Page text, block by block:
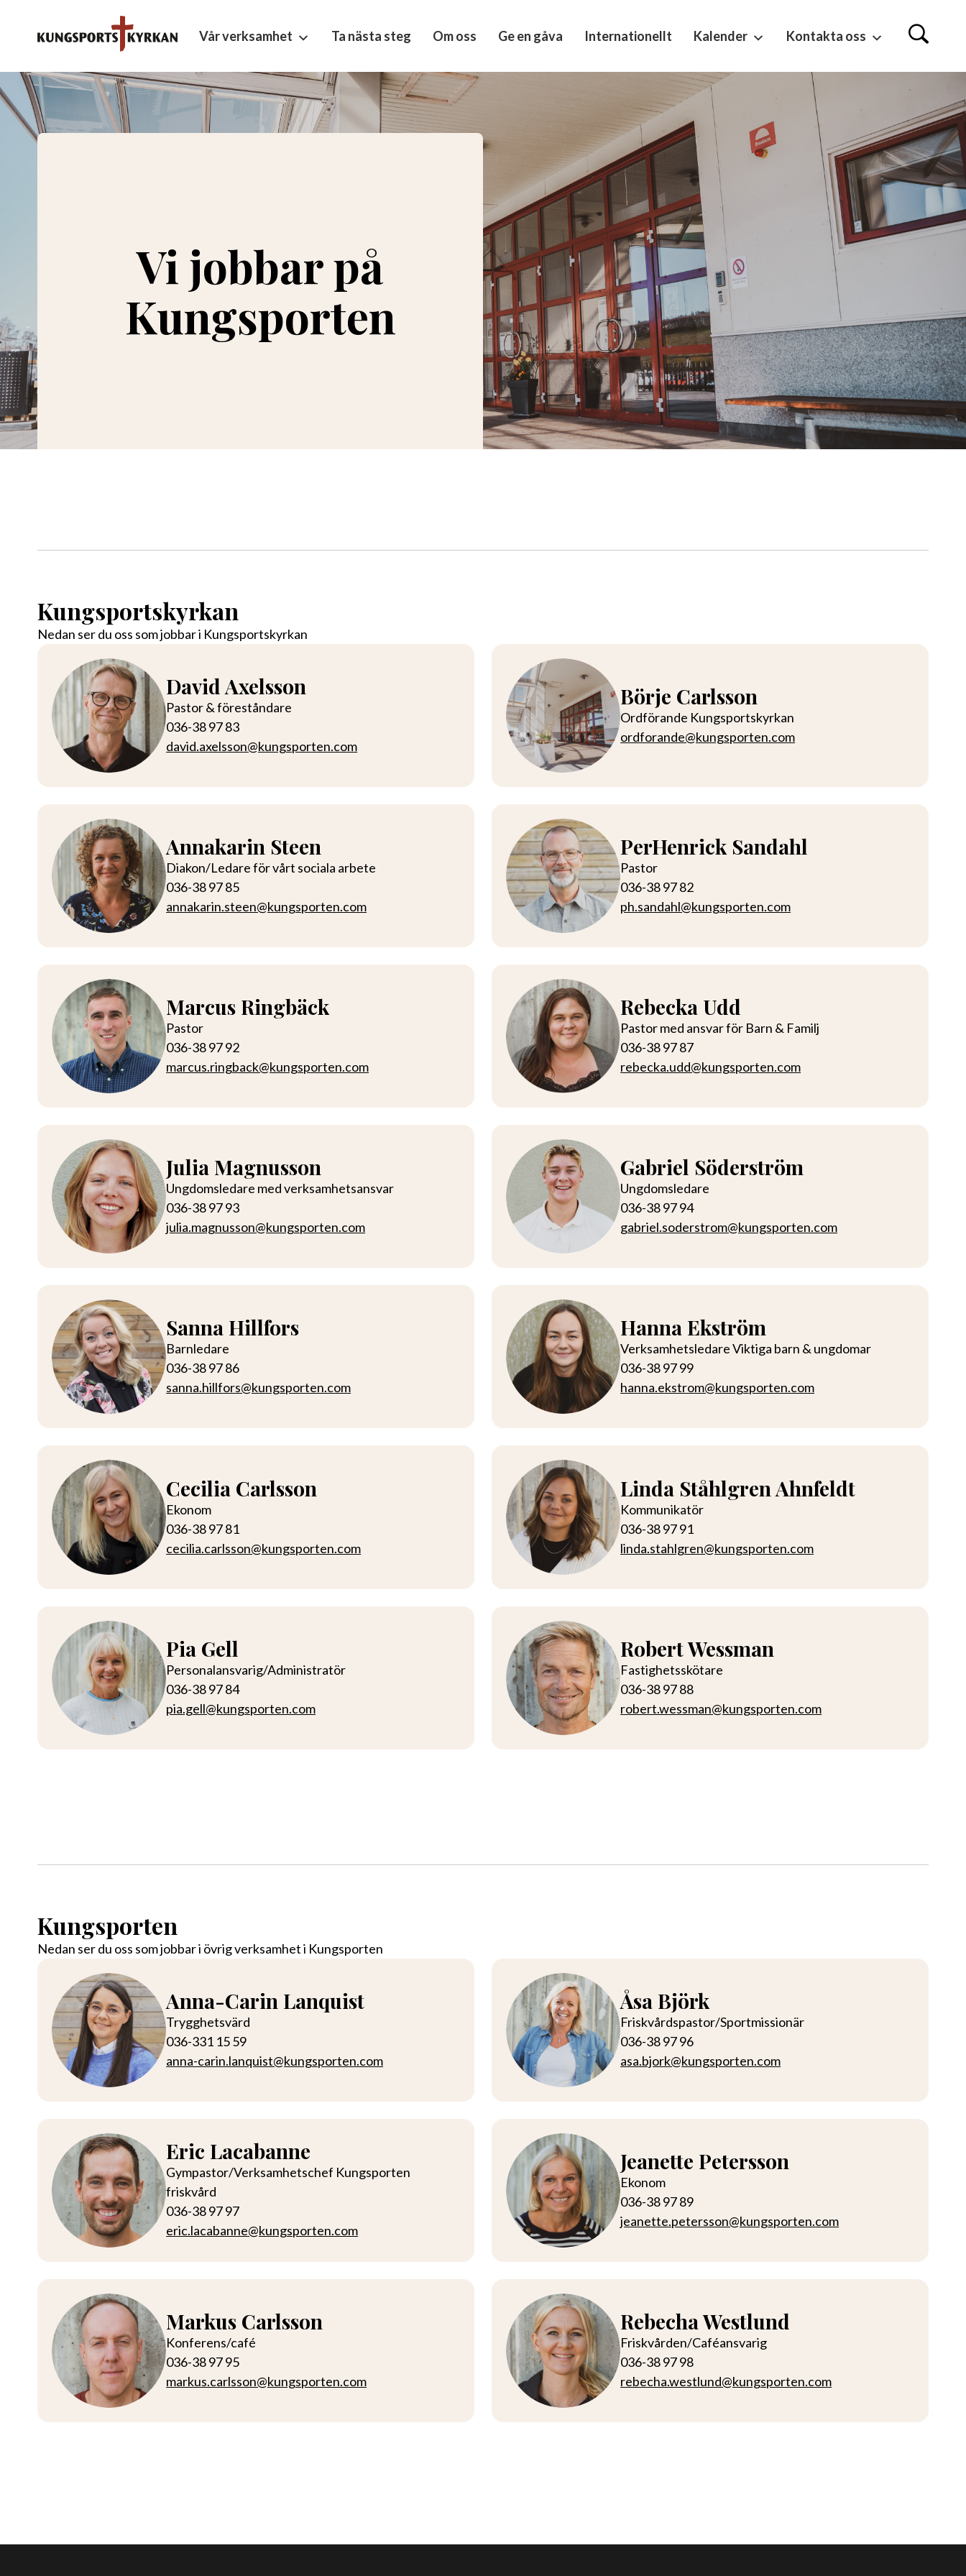
Vår verksamhet Ta nästa steg Om oss Ge en gåva Internationellt Kalender Kontakta oss
Vi jobbar på
Kungsporten
Kungsportskyrkan
Nedan ser du oss som jobbar i Kungsportskyrkan
David Axelsson
Pastor & föreståndare
036-38 97 83
david.axelsson@kungsporten.com
Börje Carlsson
Ordförande Kungsportskyrkan
ordforande@kungsporten.com
Annakarin Steen
Diakon/Ledare för vårt sociala arbete
036-38 97 85
annakarin.steen@kungsporten.com
PerHenrick Sandahl
Pastor
036-38 97 82
ph.sandahl@kungsporten.com
Marcus Ringbäck
Pastor
036-38 97 92
marcus.ringback@kungsporten.com
Rebecka Udd
Pastor med ansvar för Barn & Familj
036-38 97 87
rebecka.udd@kungsporten.com
Julia Magnusson
Ungdomsledare med verksamhetsansvar
036-38 97 93
julia.magnusson@kungsporten.com
Gabriel Söderström
Ungdomsledare
036-38 97 94
gabriel.soderstrom@kungsporten.com
Sanna Hillfors
Barnledare
036-38 97 86
sanna.hillfors@kungsporten.com
Hanna Ekström
Verksamhetsledare Viktiga barn & ungdomar
036-38 97 99
hanna.ekstrom@kungsporten.com
Cecilia Carlsson
Ekonom
036-38 97 81
cecilia.carlsson@kungsporten.com
Linda Ståhlgren Ahnfeldt
Kommunikatör
036-38 97 91
linda.stahlgren@kungsporten.com
Pia Gell
Personalansvarig/Administratör
036-38 97 84
pia.gell@kungsporten.com
Robert Wessman
Fastighetsskötare
036-38 97 88
robert.wessman@kungsporten.com
Kungsporten
Nedan ser du oss som jobbar i övrig verksamhet i Kungsporten
Anna-Carin Lanquist
Trygghetsvärd
036-331 15 59
anna-carin.lanquist@kungsporten.com
Åsa Björk
Friskvårdspastor/Sportmissionär
036-38 97 96
asa.bjork@kungsporten.com
Eric Lacabanne
Gympastor/Verksamhetschef Kungsporten
friskvård
036-38 97 97
eric.lacabanne@kungsporten.com
Jeanette Petersson
Ekonom
036-38 97 89
jeanette.petersson@kungsporten.com
Markus Carlsson
Konferens/café
036-38 97 95
markus.carlsson@kungsporten.com
Rebecha Westlund
Friskvården/Caféansvarig
036-38 97 98
rebecha.westlund@kungsporten.com